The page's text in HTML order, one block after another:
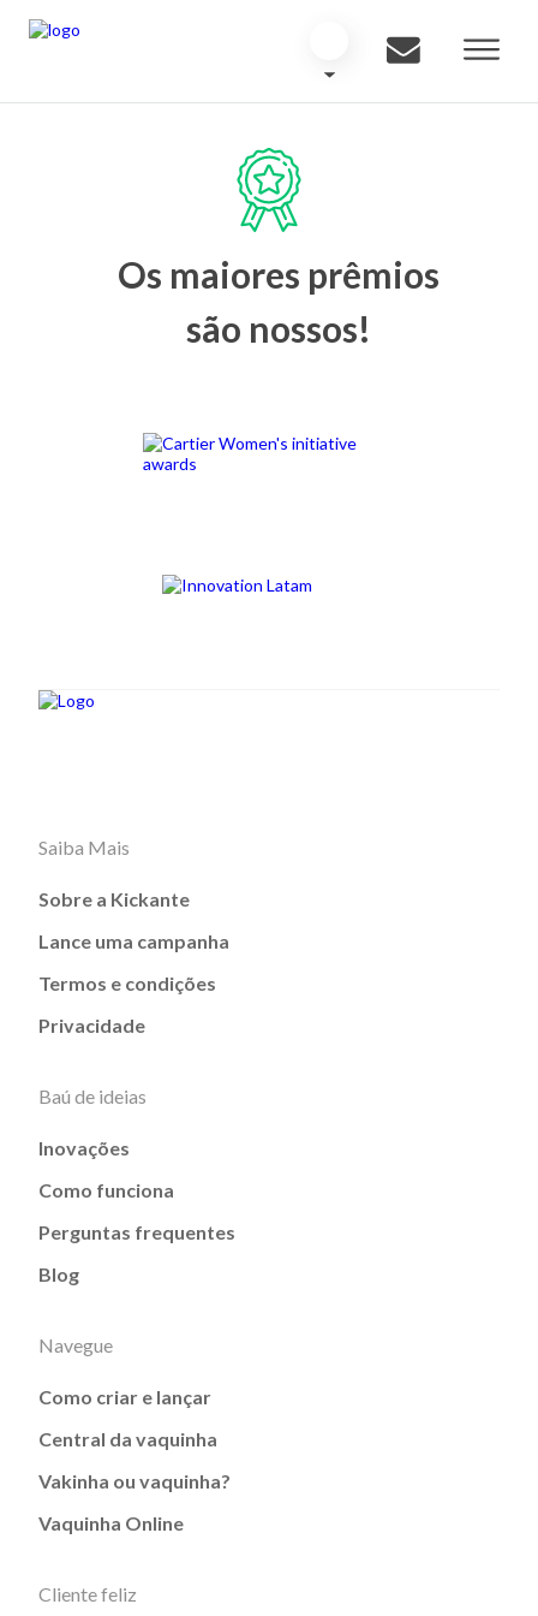
Os maiores prêmios
são nossos!
Saiba Mais
Sobre a Kickante
Lance uma campanha
Termos e condições
Privacidade
Baú de ideias
Inovações
Como funciona
Perguntas frequentes
Blog
Navegue
Como criar e lançar
Central da vaquinha
Vakinha ou vaquinha?
Vaquinha Online
Cliente feliz